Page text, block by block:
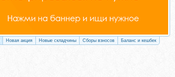
Новая акция Новые складчины Сборы взносов Баланс и кешбек